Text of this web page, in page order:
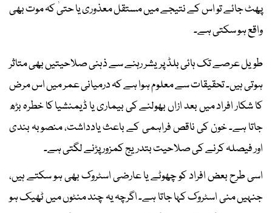
پھٹ جائے تو اس کے نتیجے میں مستقل معذوری یا حتیٰ کہ موت بھی
واقع ہو سکتی ہے۔
طویل عرصے تک ہائی بلڈ پریشر رہنے سے ذہنی صلاحیتیں بھی متاثر
ہوتی ہیں۔ تحقیقات سے معلوم ہوا ہے کہ درمیانی عمر میں اس مرض
کا شکار افراد میں بعد ازاں بھولنے کی بیماری یا ڈیمنشیا کا خطرہ بڑھ
جاتا ہے۔ خون کی ناقص فراہمی کے باعث یادداشت، منصوبہ بندی
اور فیصلہ کرنے کی صلاحیت بتدریج کمزور پڑنے لگتی ہے۔
اسی طرح بعض افراد کو چھوٹے یا عارضی اسٹروک بھی ہو سکتے ہیں،
جنہیں منی اسٹروک کہا جاتا ہے۔ اگرچہ یہ چند منٹوں میں ٹھیک ہو